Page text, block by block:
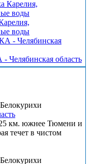
воды
область
км. южнее Тюмени и
течет в чистом